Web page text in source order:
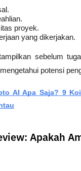
proyek.
yang dikerjakan.
sebelum
potensi
AI Apa Saja? 9
Apakah